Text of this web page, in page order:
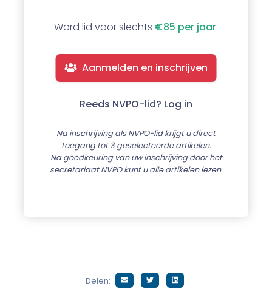
Word lid voor slechts €85 per jaar.
Aanmelden en inschrijven
Reeds NVPO-lid? Log in
Na inschrijving als NVPO-lid krijgt u direct
toegang tot 3 geselecteerde artikelen.
Na goedkeuring van uw inschrijving door het
secretariaat NVPO kunt u alle artikelen lezen.
Delen: